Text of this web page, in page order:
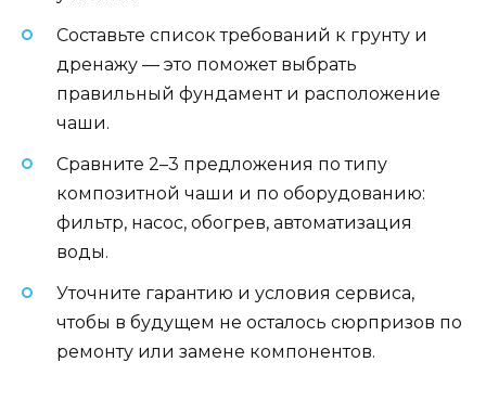
Составьте список требований к грунту и
дренажу — это поможет выбрать
правильный фундамент и расположение
чаши.
Сравните 2–3 предложения по типу
композитной чаши и по оборудованию:
фильтр, насос, обогрев, автоматизация
воды.
Уточните гарантию и условия сервиса,
чтобы в будущем не осталось сюрпризов по
ремонту или замене компонентов.